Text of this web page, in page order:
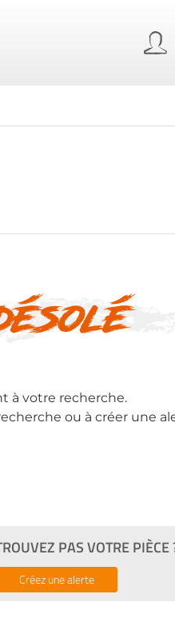
à votre recherche.
ou à créer une
PAS VOTRE PIÈCE
Créez une alerte